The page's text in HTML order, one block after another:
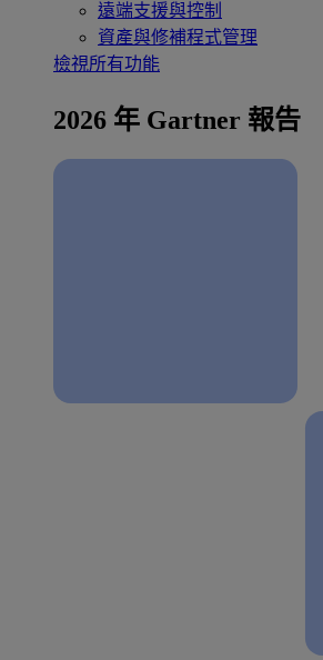
遠端支援與控制
資產與修補程式管理
檢視所有功能
2026 年 Gartner 報告